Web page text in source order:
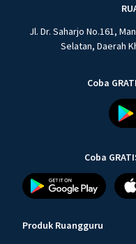
Jl. Dr. Saharjo No.161,
Selatan, Daerah
Coba
Coba
Produk Ruangguru